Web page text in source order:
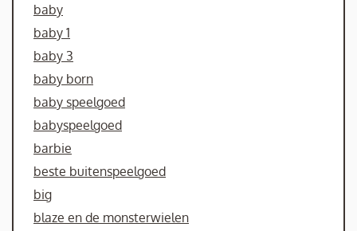
baby
baby 1
baby 3
baby born
baby speelgoed
babyspeelgoed
barbie
beste buitenspeelgoed
big
blaze en de monsterwielen